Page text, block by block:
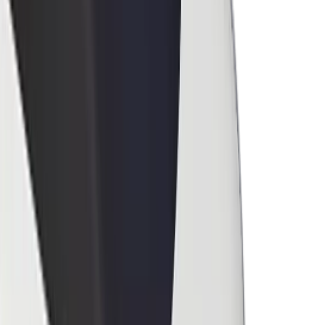
რამდენიმე წუთში!
Bolt
კერძები!
Bolt Food